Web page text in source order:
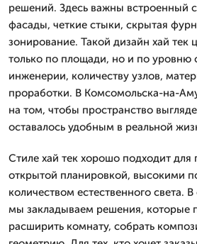
решений. Здесь важны встроенный
фасады, четкие стыки, скрытая
зонирование. Такой дизайн хай тек
только по площади, но и по уровню
инженерии, количеству узлов,
проработки. В Комсомольска-на-
на том, чтобы пространство
оставалось удобным в реальной
Стиле хай тек хорошо подходит
открытой планировкой, высокими
количеством естественного света.
мы закладываем решения, которые
расширить комнату, собрать